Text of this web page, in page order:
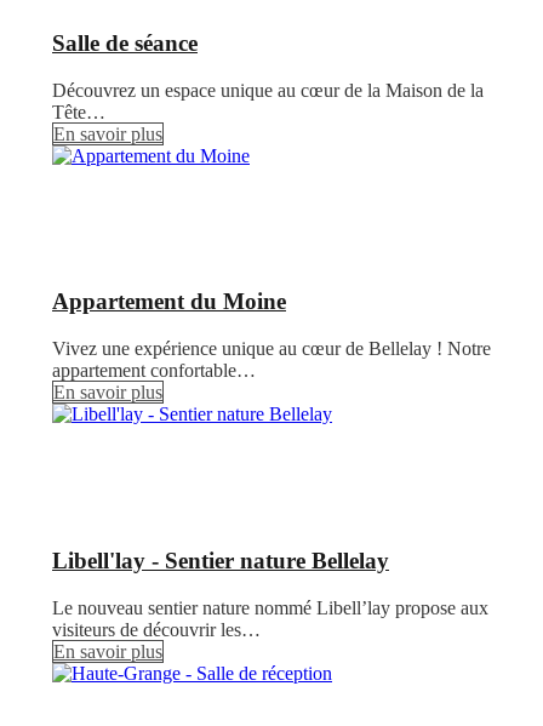
Salle de séance
Découvrez un espace unique au cœur de la Maison de la
Tête…
En savoir plus
Appartement du Moine
Vivez une expérience unique au cœur de Bellelay ! Notre
appartement confortable…
En savoir plus
Libell'lay - Sentier nature Bellelay
Le nouveau sentier nature nommé Libell’lay propose aux
visiteurs de découvrir les…
En savoir plus